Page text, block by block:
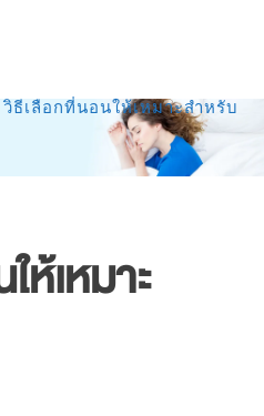
วิธีเลือกที่นอนให้เหมาะสำหรับ
ห้เหมาะ